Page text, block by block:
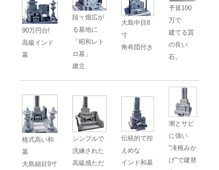
90万円台!
高級インド
墓
段々畑広が
る墓地に
「昭和レト
ロ墓」
建立
大島中目8
寸
角布団付き
予算100
万で
建てる質
の良い
石。
格式高い和
墓
大島細目9寸
シンプルで
洗練された
高級感ただ
伝統的で控
えめな
インド和墓
潮とサビ
に強い
"滝根みか
げ"で建替